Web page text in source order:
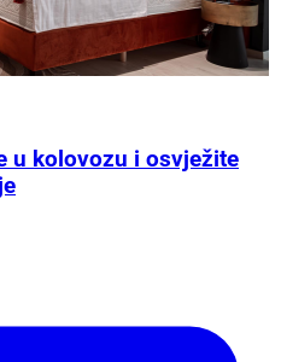
u kolovozu i osvježite